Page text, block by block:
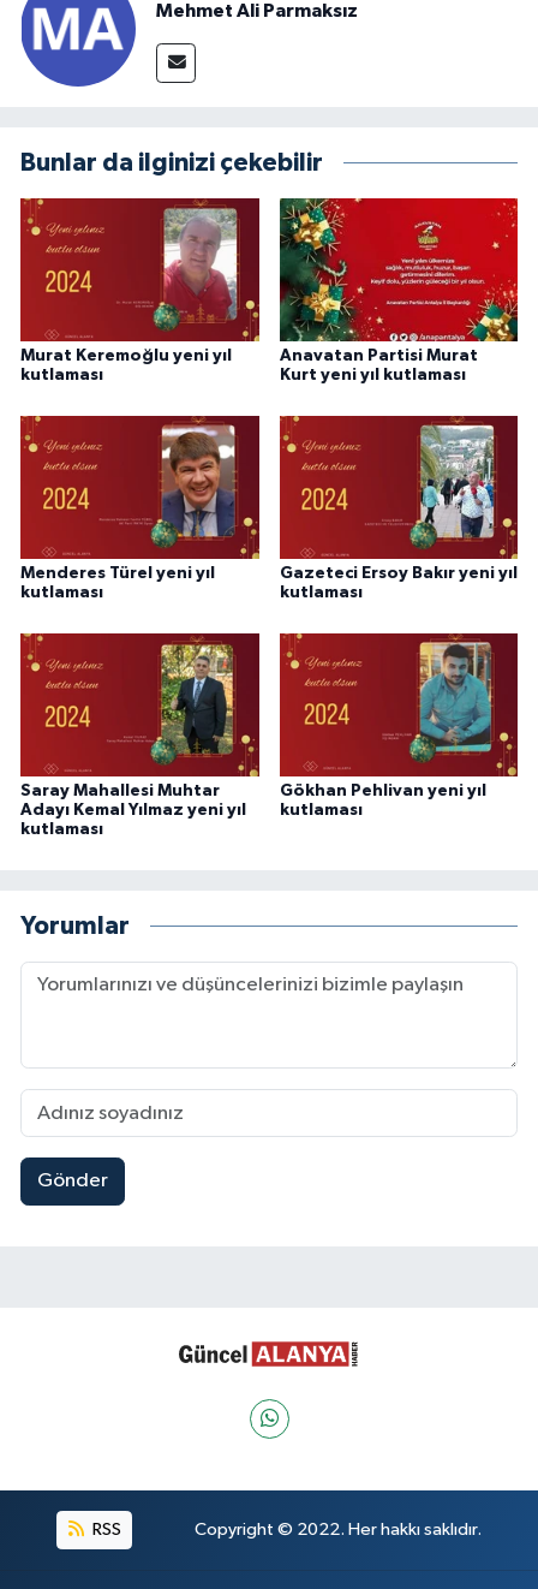
Mehmet Ali Parmaksız
Bunlar da ilginizi çekebilir
Murat Keremoğlu yeni yıl
kutlaması
Anavatan Partisi Murat
Kurt yeni yıl kutlaması
Menderes Türel yeni yıl
kutlaması
Gazeteci Ersoy Bakır yeni yıl
kutlaması
Saray Mahallesi Muhtar
Adayı Kemal Yılmaz yeni yıl
kutlaması
Gökhan Pehlivan yeni yıl
kutlaması
Yorumlar
Gönder
RSS Copyright © 2022. Her hakkı saklıdır.